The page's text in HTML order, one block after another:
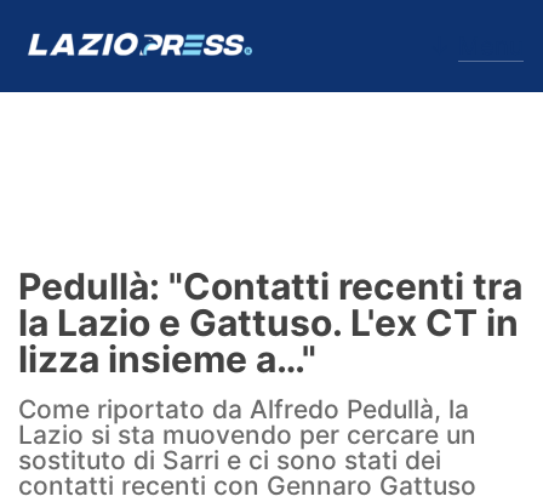
Formello
Infortuni
Primavera
Calciomercato
Pedullà: "Contatti recenti tra
la Lazio e Gattuso. L'ex CT in
lizza insieme a…"
Come riportato da Alfredo Pedullà, la
Lazio si sta muovendo per cercare un
sostituto di Sarri e ci sono stati dei
contatti recenti con Gennaro Gattuso